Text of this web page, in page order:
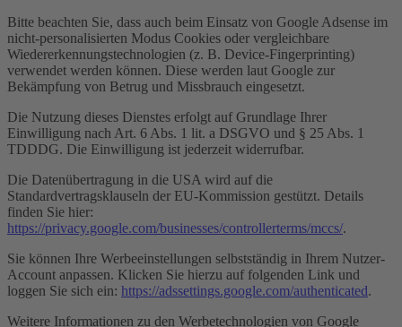
Bitte beachten Sie, dass auch beim Einsatz von Google Adsense im
nicht-personalisierten Modus Cookies oder vergleichbare
Wiedererkennungstechnologien (z. B. Device-Fingerprinting)
verwendet werden können. Diese werden laut Google zur
Bekämpfung von Betrug und Missbrauch eingesetzt.
Die Nutzung dieses Dienstes erfolgt auf Grundlage Ihrer
Einwilligung nach Art. 6 Abs. 1 lit. a DSGVO und § 25 Abs. 1
TDDDG. Die Einwilligung ist jederzeit widerrufbar.
Die Datenübertragung in die USA wird auf die
Standardvertragsklauseln der EU-Kommission gestützt. Details
finden Sie hier:
https://privacy.google.com/businesses/controllerterms/mccs/.
Sie können Ihre Werbeeinstellungen selbstständig in Ihrem Nutzer-
Account anpassen. Klicken Sie hierzu auf folgenden Link und
loggen Sie sich ein: https://adssettings.google.com/authenticated.
Weitere Informationen zu den Werbetechnologien von Google